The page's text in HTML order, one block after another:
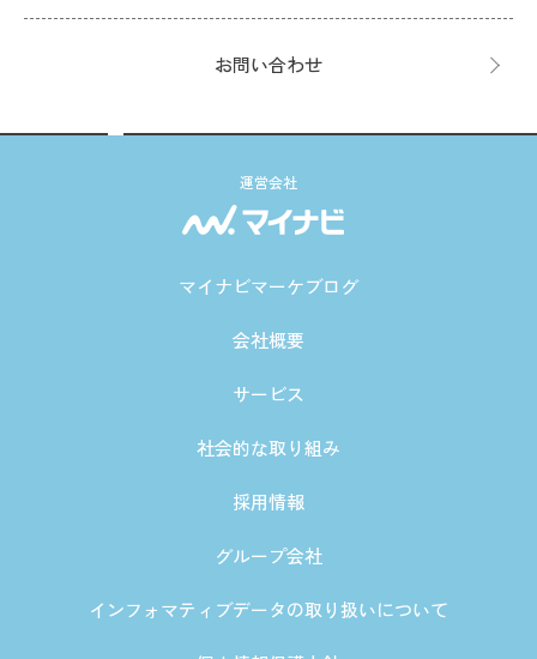
お問い合わせ
運営会社
マイナビマーケブログ
会社概要
サービス
社会的な取り組み
採用情報
グループ会社
インフォマティブデータの取り扱いについて